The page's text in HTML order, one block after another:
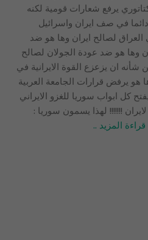
يرفع شعارات قومية لكنه
في صف ايران واسرائيل
لصالح ايران وها هو ضد
وها هو ضد عودة الجولان لصالح
ان يزعزع القوة الايرانية في
هو يرفض قرارات الجامعة العربية
كل ابواب سوريا للغزو الايراني
!!!!!!! لهذا يسمون سوريا :
قراءة المزيد ..